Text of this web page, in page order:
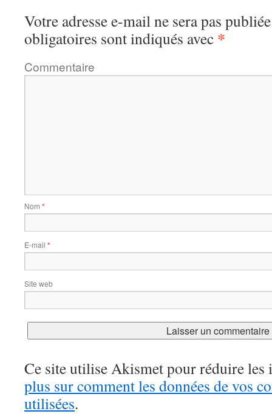
Votre adresse e-mail ne sera pas
obligatoires sont indiqués avec *
Commentaire
Nom *
E-mail *
Site web
Ce site utilise Akismet pour réduire les
plus sur comment les données de vos
utilisées.